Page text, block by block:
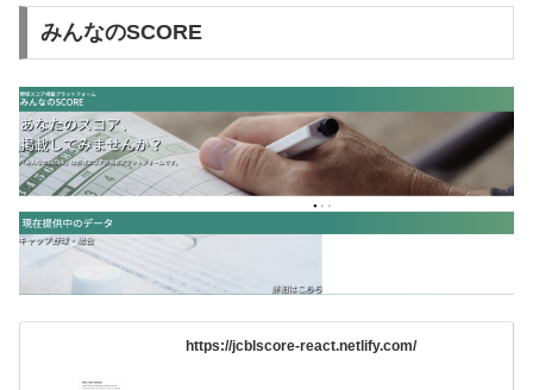
みんなのSCORE
https://jcblscore-react.netlify.com/